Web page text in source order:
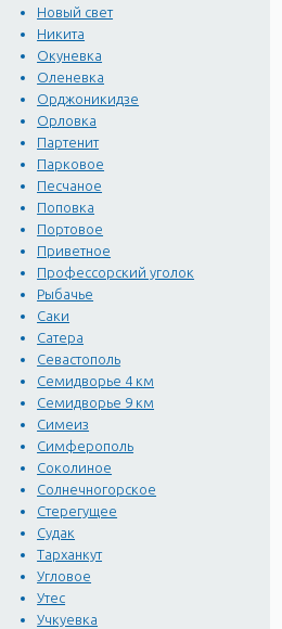
Новый свет
Никита
Окуневка
Оленевка
Орджоникидзе
Орловка
Партенит
Парковое
Песчаное
Поповка
Портовое
Приветное
Профессорский уголок
Рыбачье
Саки
Сатера
Севастополь
Семидворье 4 км
Семидворье 9 км
Симеиз
Симферополь
Соколиное
Солнечногорское
Стерегущее
Судак
Тарханкут
Угловое
Утес
Учкуевка